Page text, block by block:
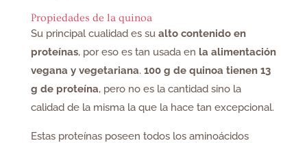
Propiedades de la quinoa
Su principal cualidad es su alto contenido en
proteínas, por eso es tan usada en la alimentación
vegana y vegetariana. 100 g de quinoa tienen 13
g de proteína, pero no es la cantidad sino la
calidad de la misma la que la hace tan excepcional.
Estas proteínas poseen todos los aminoácidos